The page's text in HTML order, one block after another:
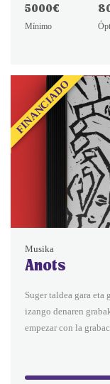
5000€
Mínimo
FINANCIADO
Musika
Anots
Suger taldea gara
izango denaren
empezar con la